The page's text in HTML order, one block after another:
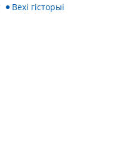
Вехі гісторыі